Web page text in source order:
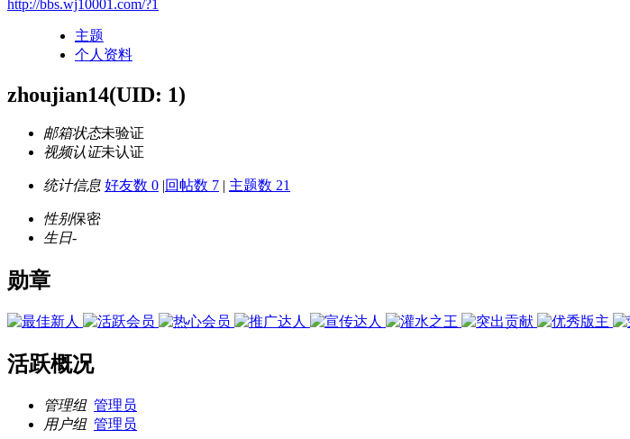
http://bbs.wj10001.com/?1
主题
个人资料
zhoujian14(UID: 1)
邮箱状态未验证
视频认证未认证
统计信息 好友数 0 |回帖数 7 | 主题数 21
性别保密
生日-
勋章
活跃概况
管理组 管理员
用户组 管理员